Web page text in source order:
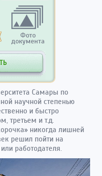
Фото
документа
Самары по
научной степенью
и быстро
третьем и т.д.
никогда лишней
решил пойти на
работодателя.